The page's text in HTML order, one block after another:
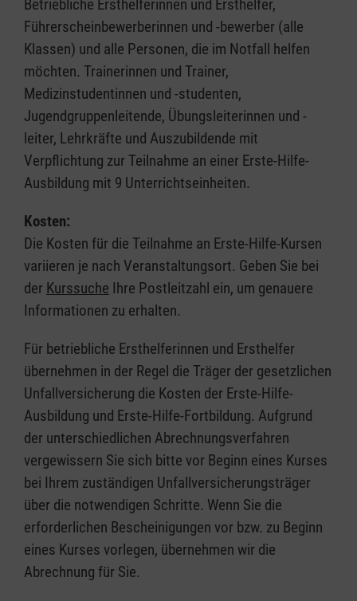
Betriebliche Ersthelferinnen und Ersthelfer,
Führerscheinbewerberinnen und -bewerber (alle
Klassen) und alle Personen, die im Notfall helfen
möchten. Trainerinnen und Trainer,
Medizinstudentinnen und -studenten,
Jugendgruppenleitende, Übungsleiterinnen und -
leiter, Lehrkräfte und Auszubildende mit
Verpflichtung zur Teilnahme an einer Erste-Hilfe-
Ausbildung mit 9 Unterrichtseinheiten.
Kosten:
Die Kosten für die Teilnahme an Erste-Hilfe-Kursen
variieren je nach Veranstaltungsort. Geben Sie bei
der Kurssuche Ihre Postleitzahl ein, um genauere
Informationen zu erhalten.
Für betriebliche Ersthelferinnen und Ersthelfer
übernehmen in der Regel die Träger der gesetzlichen
Unfallversicherung die Kosten der Erste-Hilfe-
Ausbildung und Erste-Hilfe-Fortbildung. Aufgrund
der unterschiedlichen Abrechnungsverfahren
vergewissern Sie sich bitte vor Beginn eines Kurses
bei Ihrem zuständigen Unfallversicherungsträger
über die notwendigen Schritte. Wenn Sie die
erforderlichen Bescheinigungen vor bzw. zu Beginn
eines Kurses vorlegen, übernehmen wir die
Abrechnung für Sie.